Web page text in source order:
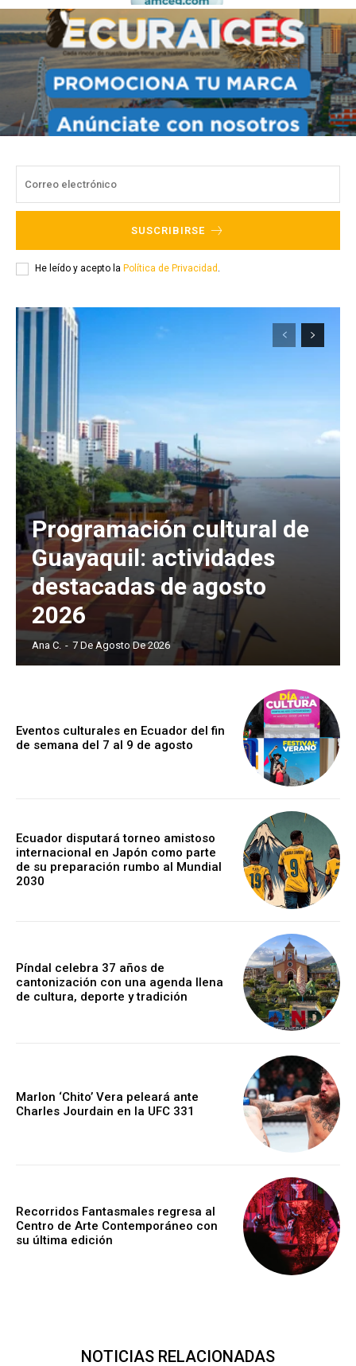
SUSCRIBIRSE
He leído y acepto la Política de Privacidad .
Programación cultural de
Guayaquil: actividades
destacadas de agosto
2026
Ana C. - 7 De Agosto De 2026
Eventos culturales en Ecuador del fin
de semana del 7 al 9 de agosto
Ecuador disputará torneo amistoso
internacional en Japón como parte
de su preparación rumbo al Mundial
2030
Píndal celebra 37 años de
cantonización con una agenda llena
de cultura, deporte y tradición
Marlon ‘Chito’ Vera peleará ante
Charles Jourdain en la UFC 331
Recorridos Fantasmales regresa al
Centro de Arte Contemporáneo con
su última edición
NOTICIAS RELACIONADAS